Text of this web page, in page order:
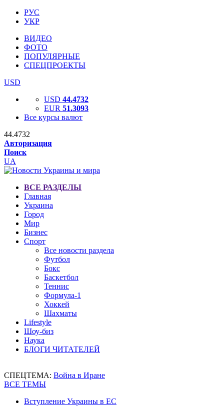
РУС
УКР
ВИДЕО
ФОТО
ПОПУЛЯРНЫЕ
СПЕЦПРОЕКТЫ
USD
USD 44.4732
EUR 51.3093
Все курсы валют
44.4732
Авторизация
Поиск
UA
ВСЕ РАЗДЕЛЫ
Главная
Украина
Город
Мир
Бизнес
Спорт
Все новости раздела
Футбол
Бокс
Баскетбол
Теннис
Формула-1
Хоккей
Шахматы
Lifestyle
Шоу-биз
Наука
БЛОГИ ЧИТАТЕЛЕЙ
СПЕЦТЕМА: Война в Иране
ВСЕ ТЕМЫ
Вступление Украины в ЕС